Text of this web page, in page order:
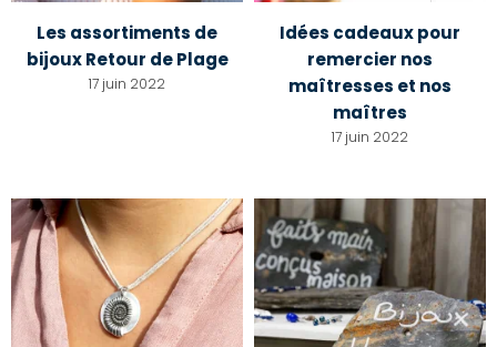
Les assortiments de
bijoux Retour de Plage
17 juin 2022
Idées cadeaux pour
remercier nos
maîtresses et nos
maîtres
17 juin 2022